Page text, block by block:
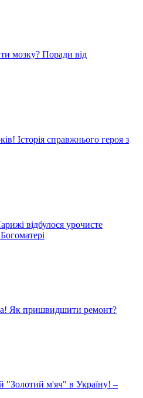
мозку? Поради від
Історія справжнього героя з
відбулося урочисте
Як пришвидшити ремонт?
"Золотий м'яч" в Україну! –